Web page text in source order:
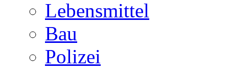
Lebensmittel
Bau
Polizei